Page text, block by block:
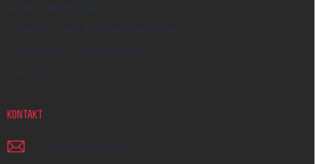
Widerrufsbelehrung
Reklamation und Beschwerdeverfahren
Versandarten & Zahlungsarten
Über uns
KONTAKT
schreiben @ earplugs.at